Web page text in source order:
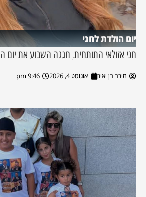
יום הולדת לחני
חני אזולאי התותחית, חגגה השבוע את יום
מירב בן יאיר אוגוסט 4, 2026 9:46 pm